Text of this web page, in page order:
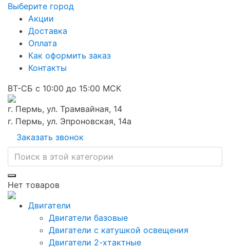
Выберите город
Акции
Доставка
Оплата
Как оформить заказ
Контакты
ВТ-СБ с 10:00 до 15:00 МСК
г. Пермь, ул. Трамвайная, 14
г. Пермь, ул. Эпроновская, 14а
Заказать звонок
Нет товаров
Двигатели
Двигатели базовые
Двигатели с катушкой освещения
Двигатели 2-хтактные